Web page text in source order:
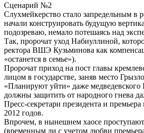
Сценарий №2
Слухмейкерство стало запредельным в
начали конструировать будущую
подозреваю, немало потешаясь над
Так, пророчат уход Набиуллиной,
ректора ВШЭ Кузьминова как
«останется в семье»).
Пророчат приход на пост главы
лицом в государстве, заняв место
«Планируют уйти» даже медведевского
должны защитить от народного гнева
Пресс-секретари президента и
2012 годов.
Впрочем, в нынешнем хаосе
(временным ли с учетом любви